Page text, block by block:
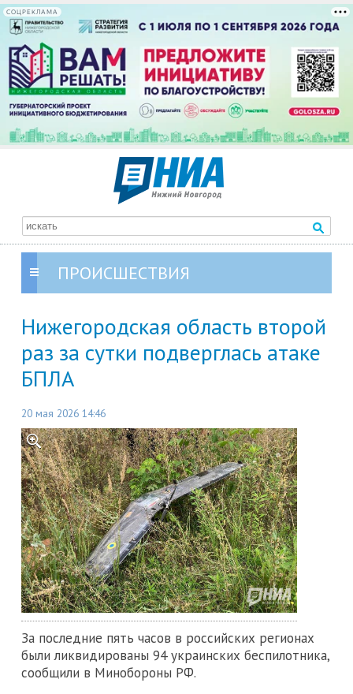
СОЦРЕКЛАМА
ПРОИСШЕСТВИЯ
Нижегородская область второй
раз за сутки подверглась атаке
БПЛА
20 мая 2026 14:46
За последние пять часов в российских регионах
были ликвидированы 94 украинских беспилотника,
сообщили в Минобороны РФ.